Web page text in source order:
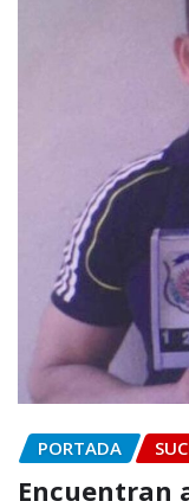
PORTADA
Encuentran